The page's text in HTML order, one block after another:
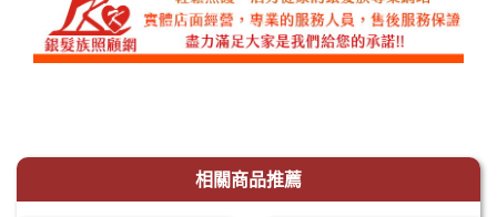
相關商品推薦